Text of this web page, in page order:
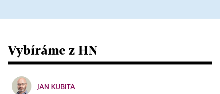
Vybíráme z HN
JAN KUBITA